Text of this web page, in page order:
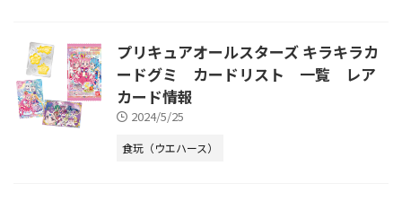
プリキュアオールスターズ キラキラカ
ードグミ カードリスト 一覧 レア
カード情報
2024/5/25
食玩（ウエハース）